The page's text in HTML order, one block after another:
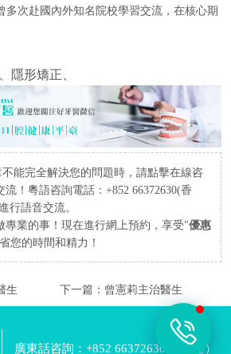
多次赴國內外知名院校學習交流，在核心期
隱形矯正、
能完全解決您的問題時，請點擊在線咨
！粵語咨詢電話：+852 66372630(香
行語音交流。
專業的事！現在進行網上預約，享受"優惠
您的時間和精力！
生 下一篇： 曾憲莉主治醫生
廣東話咨詢：+852 66372630 （香港）